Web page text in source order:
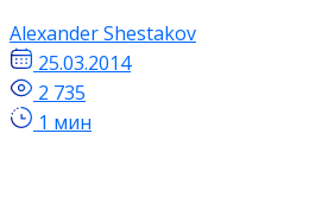
Alexander Shestakov
25.03.2014
2 735
1 мин